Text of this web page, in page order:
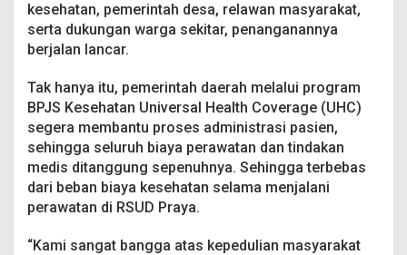
kesehatan, pemerintah desa, relawan masyarakat,
serta dukungan warga sekitar, penanganannya
berjalan lancar.
Tak hanya itu, pemerintah daerah melalui program
BPJS Kesehatan Universal Health Coverage (UHC)
segera membantu proses administrasi pasien,
sehingga seluruh biaya perawatan dan tindakan
medis ditanggung sepenuhnya. Sehingga terbebas
dari beban biaya kesehatan selama menjalani
perawatan di RSUD Praya.
“Kami sangat bangga atas kepedulian masyarakat